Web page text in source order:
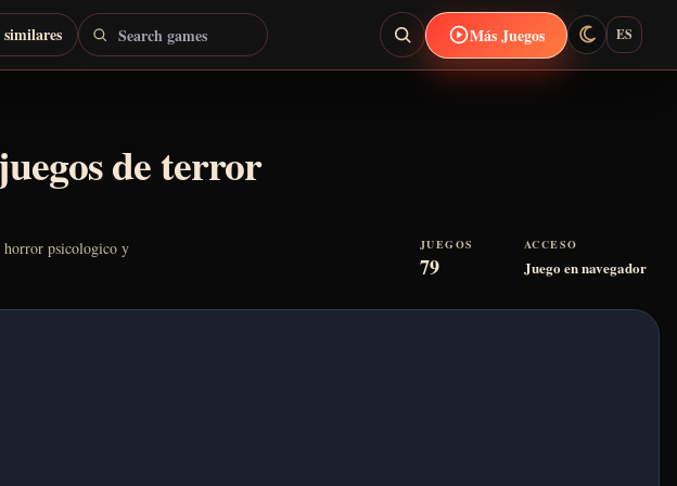
similares Search games Más Juegos ES
de terror
horror psicologico y
JUEGOS
79
ACCESO
Juego en navegador